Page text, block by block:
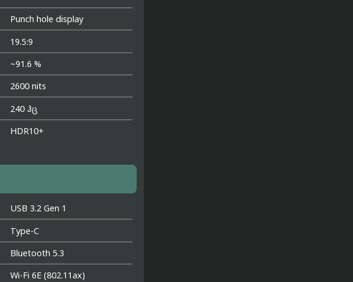
Punch hole display
19.5:9
~91.6 %
2600 nits
240 ჰც
HDR10+
USB 3.2 Gen 1
Type-C
Bluetooth 5.3
Wi-Fi 6E (802.11ax)